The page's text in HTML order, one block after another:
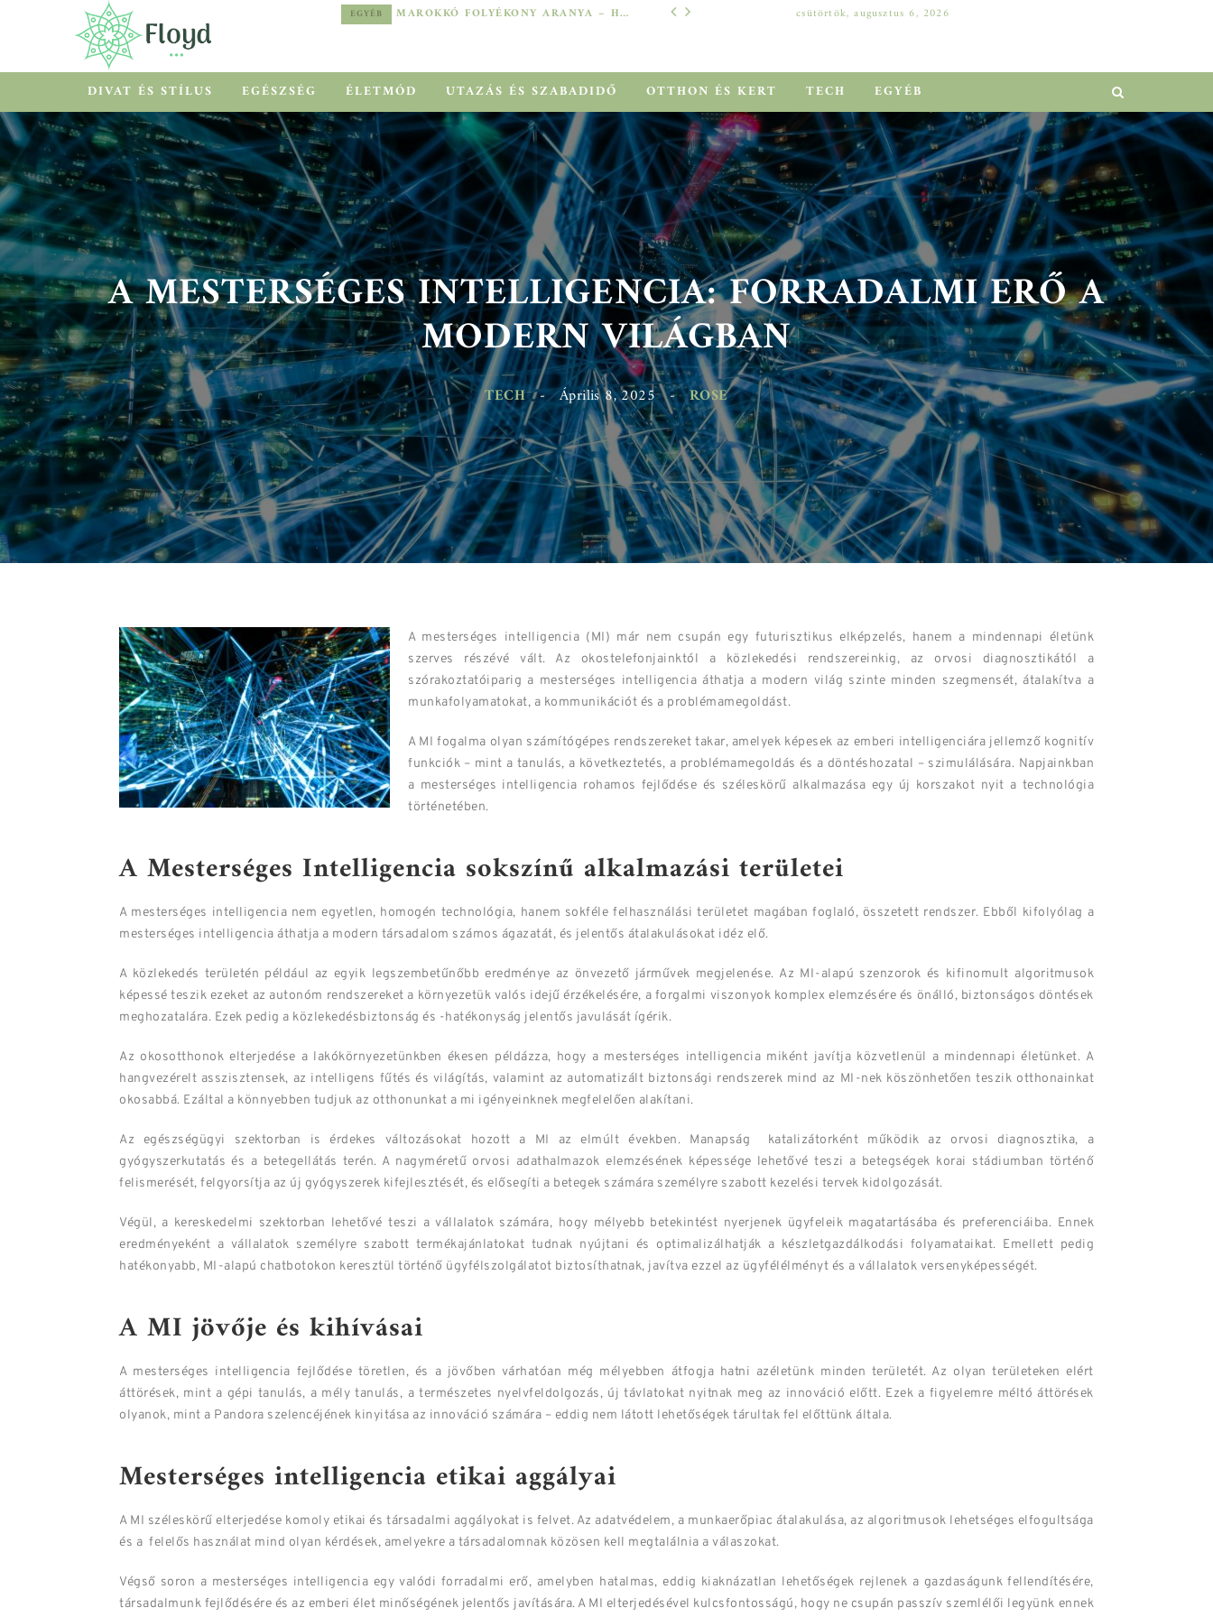
MAROKKÓ FOLYÉKONY ARANYA – HOGYAN SEGÍT AZ ARGÁNOLAJ A SZÁRAZ, MEGVISELT TINCSEKEN? TECH DELL SZERVER A VÁLLALATI NÖVEKEDÉSÉRT: HOGYAN ELŐZHETŐ MEG A MILLIÓS LEÁLLÁS?
csütörtök, augusztus 6, 2026
DIVAT ÉS STÍLUS EGÉSZSÉG ÉLETMÓD UTAZÁS ÉS SZABADIDŐ OTTHON ÉS KERT TECH EGYÉB
A MESTERSÉGES INTELLIGENCIA: FORRADALMI ERŐ A
MODERN VILÁGBAN
TECH - Április 8, 2025 - ROSE
A mesterséges intelligencia (MI) már nem csupán egy futurisztikus elképzelés, hanem a mindennapi életünk
szerves részévé vált. Az okostelefonjainktól a közlekedési rendszereinkig, az orvosi diagnosztikától a
szórakoztatóiparig a mesterséges intelligencia áthatja a modern világ szinte minden szegmensét, átalakítva a
munkafolyamatokat, a kommunikációt és a problémamegoldást.
A MI fogalma olyan számítógépes rendszereket takar, amelyek képesek az emberi intelligenciára jellemző kognitív
funkciók – mint a tanulás, a következtetés, a problémamegoldás és a döntéshozatal – szimulálására. Napjainkban
a mesterséges intelligencia rohamos fejlődése és széleskörű alkalmazása egy új korszakot nyit a technológia
történetében.
A Mesterséges Intelligencia sokszínű alkalmazási területei
A mesterséges intelligencia nem egyetlen, homogén technológia, hanem sokféle felhasználási területet magában foglaló, összetett rendszer. Ebből kifolyólag a
mesterséges intelligencia áthatja a modern társadalom számos ágazatát, és jelentős átalakulásokat idéz elő.
A közlekedés területén például az egyik legszembetűnőbb eredménye az önvezető járművek megjelenése. Az MI-alapú szenzorok és kifinomult algoritmusok
képessé teszik ezeket az autonóm rendszereket a környezetük valós idejű érzékelésére, a forgalmi viszonyok komplex elemzésére és önálló, biztonságos döntések
meghozatalára. Ezek pedig a közlekedésbiztonság és -hatékonyság jelentős javulását ígérik.
Az okosotthonok elterjedése a lakókörnyezetünkben ékesen példázza, hogy a mesterséges intelligencia miként javítja közvetlenül a mindennapi életünket. A
hangvezérelt asszisztensek, az intelligens fűtés és világítás, valamint az automatizált biztonsági rendszerek mind az MI-nek köszönhetően teszik otthonainkat
okosabbá. Ezáltal a könnyebben tudjuk az otthonunkat a mi igényeinknek megfelelően alakítani.
Az egészségügyi szektorban is érdekes változásokat hozott a MI az elmúlt években. Manapság katalizátorként működik az orvosi diagnosztika, a
gyógyszerkutatás és a betegellátás terén. A nagyméretű orvosi adathalmazok elemzésének képessége lehetővé teszi a betegségek korai stádiumban történő
felismerését, felgyorsítja az új gyógyszerek kifejlesztését, és elősegíti a betegek számára személyre szabott kezelési tervek kidolgozását.
Végül, a kereskedelmi szektorban lehetővé teszi a vállalatok számára, hogy mélyebb betekintést nyerjenek ügyfeleik magatartásába és preferenciáiba. Ennek
eredményeként a vállalatok személyre szabott termékajánlatokat tudnak nyújtani és optimalizálhatják a készletgazdálkodási folyamataikat. Emellett pedig
hatékonyabb, MI-alapú chatbotokon keresztül történő ügyfélszolgálatot biztosíthatnak, javítva ezzel az ügyfélélményt és a vállalatok versenyképességét.
A MI jövője és kihívásai
A mesterséges intelligencia fejlődése töretlen, és a jövőben várhatóan még mélyebben átfogja hatni azéletünk minden területét. Az olyan területeken elért
áttörések, mint a gépi tanulás, a mély tanulás, a természetes nyelvfeldolgozás, új távlatokat nyitnak meg az innováció előtt. Ezek a figyelemre méltó áttörések
olyanok, mint a Pandora szelencéjének kinyitása az innováció számára – eddig nem látott lehetőségek tárultak fel előttünk általa.
Mesterséges intelligencia etikai aggályai
A MI széleskörű elterjedése komoly etikai és társadalmi aggályokat is felvet. Az adatvédelem, a munkaerőpiac átalakulása, az algoritmusok lehetséges elfogultsága
és a felelős használat mind olyan kérdések, amelyekre a társadalomnak közösen kell megtalálnia a válaszokat.
Végső soron a mesterséges intelligencia egy valódi forradalmi erő, amelyben hatalmas, eddig kiaknázatlan lehetőségek rejlenek a gazdaságunk fellendítésére,
társadalmunk fejlődésére és az emberi élet minőségének jelentős javítására. A MI elterjedésével kulcsfontosságú, hogy ne csupán passzív szemlélői legyünk ennek